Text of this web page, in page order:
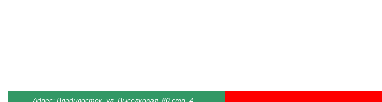
Адрес: Владивосток, ул. Выселковая, 80 стр. 4